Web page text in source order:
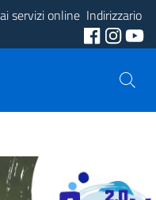
servizi online Indirizzario